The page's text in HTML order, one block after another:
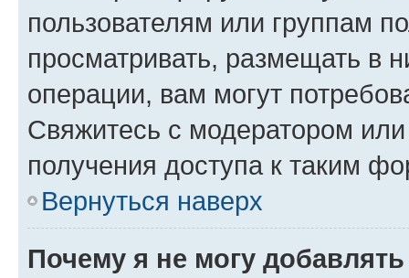
пользователям или группам
просматривать, размещать в
операции, вам могут
Свяжитесь с модератором
получения доступа к таким
Вернуться наверх
Почему я не могу